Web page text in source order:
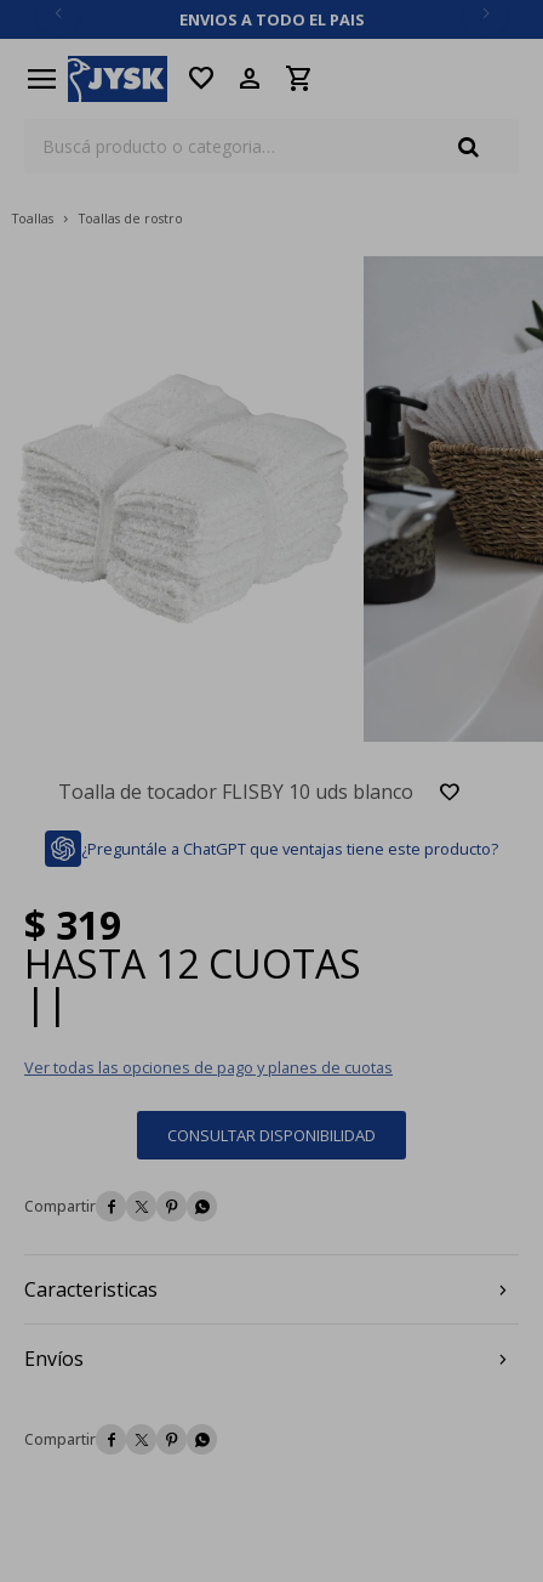
ENVIOS A TODO EL PAIS
menu favorite
Toallas Toallas de rostro
Toalla de tocador FLISBY 10 uds blanco
¿Preguntále a ChatGPT que ventajas tiene este producto?
$ 319
HASTA 12 CUOTAS
| |
Ver todas las opciones de pago y planes de cuotas
CONSULTAR DISPONIBILIDAD
   
Caracteristicas
Envíos
   
close